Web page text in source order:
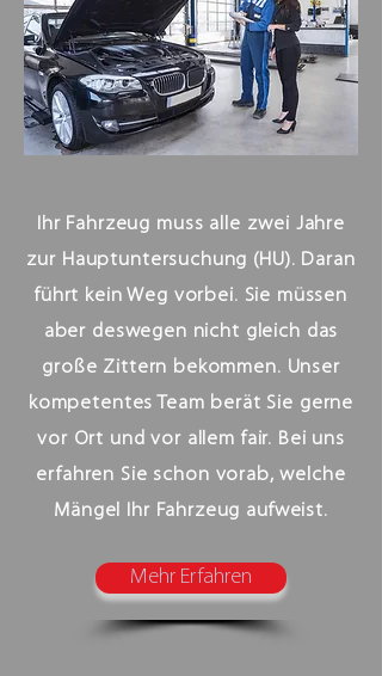
Ihr Fahrzeug muss alle zwei Jahre
zur Hauptuntersuchung (HU). Daran
führt kein Weg vorbei. Sie müssen
aber deswegen nicht gleich das
große Zittern bekommen. Unser
kompetentes Team berät Sie gerne
vor Ort und vor allem fair. Bei uns
erfahren Sie schon vorab, welche
Mängel Ihr Fahrzeug aufweist.
Mehr Erfahren